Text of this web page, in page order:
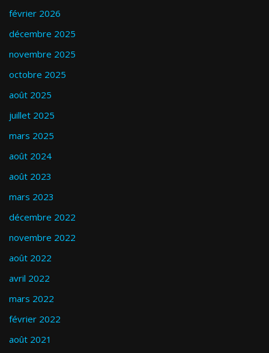
février 2026
décembre 2025
novembre 2025
octobre 2025
août 2025
juillet 2025
mars 2025
août 2024
août 2023
mars 2023
décembre 2022
novembre 2022
août 2022
avril 2022
mars 2022
février 2022
août 2021